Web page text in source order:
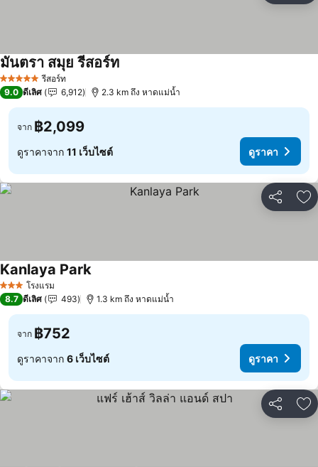
5 ดาว รีสอร์ท
มันตรา สมุย รีสอร์ทดูราคา
9.0 ดีเลิศ 6,912 2.3 km ถึง หาดแม่น้ำ
จาก ฿2,099
ดูราคาจาก 11 เว็บไซต์ ดูราคา
แชร์ เ
3 ดาว โรงแรม
Kanlaya Parkดูราคา
8.7 ดีเลิศ 493 1.3 km ถึง หาดแม่น้ำ
จาก ฿752
ดูราคาจาก 6 เว็บไซต์ ดูราคา
แชร์ เ